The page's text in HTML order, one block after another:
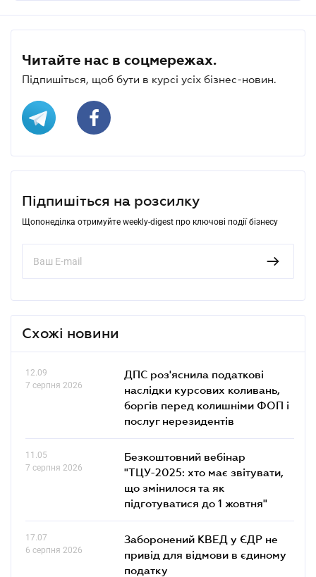
Читайте нас в соцмережах.
Підпишіться, щоб бути в курсі усіх бізнес-новин.
Підпишіться на розсилку
Щопонеділка отримуйте weekly-digest про ключові події бізнесу
Схожі новини
12.09
7 серпня 2026
ДПС роз'яснила податкові
наслідки курсових коливань,
боргів перед колишніми ФОП і
послуг нерезидентів
11.05
7 серпня 2026
Безкоштовний вебінар
"ТЦУ-2025: хто має звітувати,
що змінилося та як
підготуватися до 1 жовтня"
17.07
6 серпня 2026
Заборонений КВЕД у ЄДР не
привід для відмови в єдиному
податку